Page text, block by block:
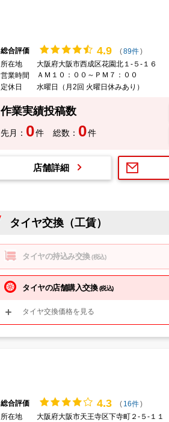
総合評価 4.9 (89件)
所在地
大阪府大阪市西成区花園北１-５-１６
営業時間
ＡＭ１０：００～ＰＭ７：００
定休日
水曜日（月2回 火曜日休みあり）
作業実績投稿数
先月： 0件 総数： 0件
店舗詳細
タイヤ交換（工賃）
タイヤの持込み交換(税込)
タイヤの店舗購入交換(税込)
タイヤ交換価格を見る
総合評価 4.3 ( 16件)
所在地
大阪府大阪市天王寺区下寺町２-５-１１